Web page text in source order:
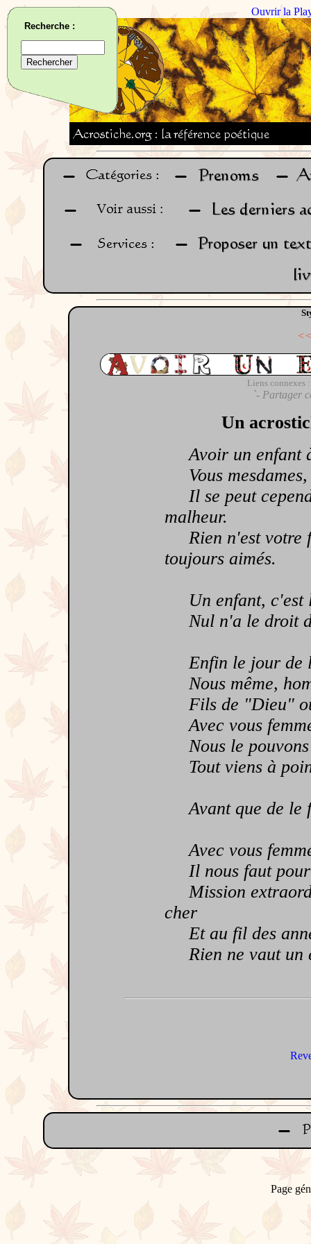
Ouvrir la
Liens connexes :
`- Partager
Un
Avoir un enfant à
Vous mesdames,
Il se peut
malheur.
Rien n'est votre
toujours aimés.
Un enfant, c'est
Nul n'a le droit
Enfin le jour de
Nous même,
Fils de "Dieu" ou
Avec vous
Nous le
Tout viens à
Avant que de le
Avec vous
Il nous faut pour
Mission
cher
Et au fil des
Rien ne vaut un
Recherche :
Page